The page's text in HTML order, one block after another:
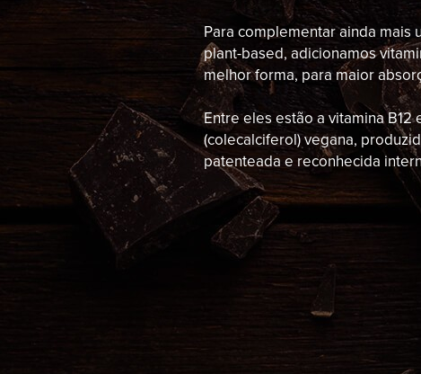
Para complementar ainda mais
plant-based, adicionamos
melhor forma, para maior
Entre eles estão a vitamina B12
(colecalciferol) vegana,
patenteada e reconhecida